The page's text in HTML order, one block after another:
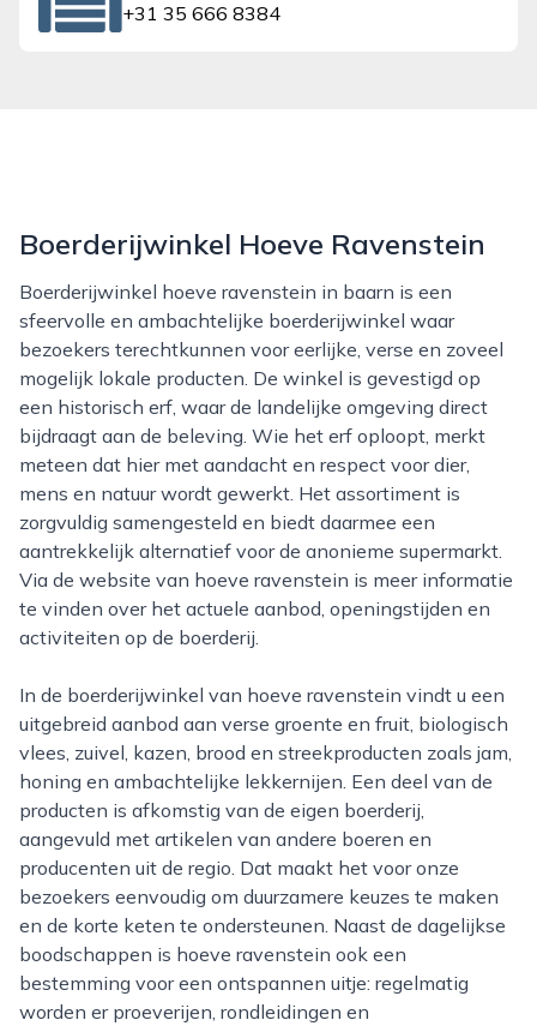
+31 35 666 8384
Boerderijwinkel Hoeve Ravenstein
Boerderijwinkel hoeve ravenstein in baarn is een
sfeervolle en ambachtelijke boerderijwinkel waar
bezoekers terechtkunnen voor eerlijke, verse en zoveel
mogelijk lokale producten. De winkel is gevestigd op
een historisch erf, waar de landelijke omgeving direct
bijdraagt aan de beleving. Wie het erf oploopt, merkt
meteen dat hier met aandacht en respect voor dier,
mens en natuur wordt gewerkt. Het assortiment is
zorgvuldig samengesteld en biedt daarmee een
aantrekkelijk alternatief voor de anonieme supermarkt.
Via de website van hoeve ravenstein is meer informatie
te vinden over het actuele aanbod, openingstijden en
activiteiten op de boerderij.
In de boerderijwinkel van hoeve ravenstein vindt u een
uitgebreid aanbod aan verse groente en fruit, biologisch
vlees, zuivel, kazen, brood en streekproducten zoals jam,
honing en ambachtelijke lekkernijen. Een deel van de
producten is afkomstig van de eigen boerderij,
aangevuld met artikelen van andere boeren en
producenten uit de regio. Dat maakt het voor onze
bezoekers eenvoudig om duurzamere keuzes te maken
en de korte keten te ondersteunen. Naast de dagelijkse
boodschappen is hoeve ravenstein ook een
bestemming voor een ontspannen uitje: regelmatig
worden er proeverijen, rondleidingen en